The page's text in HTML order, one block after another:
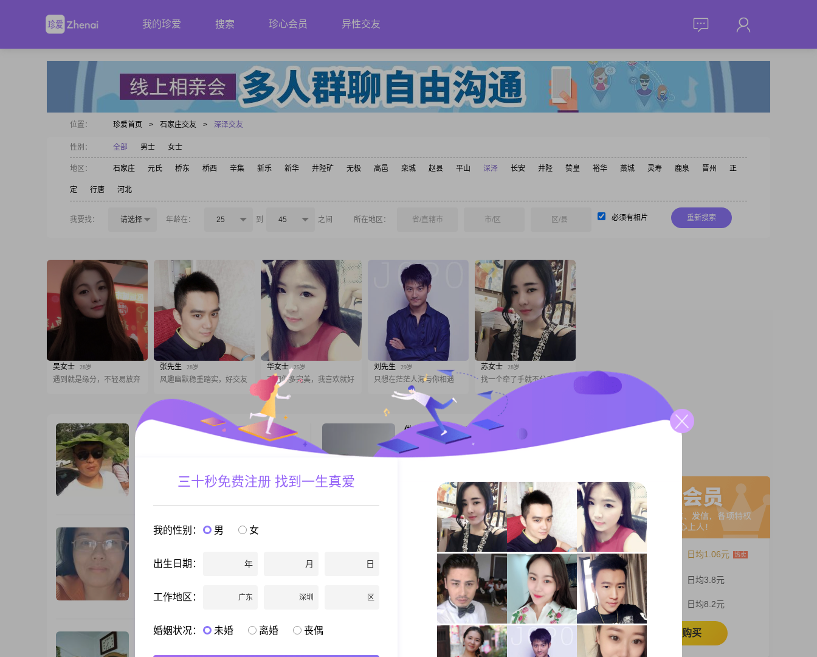
我的珍爱 搜索 珍心会员 异性交友
位置： 珍爱首页 > 石家庄交友 > 深泽交友
性别： 全部 男士 女士
地区： 石家庄 元氏 桥东 桥西 辛集 新乐 新华 井陉矿 无极 高邑 栾城 赵县 平山 深泽 长安 井陉 赞皇 裕华 藁城 灵寿 鹿泉 晋州 正
定 行唐 河北
我要找： 请选择 年龄在： 25 到 45 之间 所在地区： 省/直辖市 市/区 区/县 必须有相片 重新搜索
吴女士 28岁
遇到就是缘分，不轻易放弃
张先生 28岁
风趣幽默稳重踏实，好交友
华女士 25岁
不用你多完美，我喜欢就好
刘先生 29岁
只想在茫茫人海与你相遇
苏女士 28岁
找一个牵了手就不分手的人
悠悠
男, 河北石家庄, 178cm, 未婚, 未填写
8000元之间，学历是中专。我性格真诚可靠，随和
态度。我也是一个耐心包容的人，责任感很强。在
好，也帮助我保持情绪稳定。此外，我还喜欢做菜
做人应入水
82岁
男, 河北石家庄, 172cm, 未婚, 未填写
大家好，我是一位出生于 1970 年的男士##3002##
##3002##我的月收入在 5001 - 8000 元之间
##3002##我觉得自己是个挺不错的人##3002##性格
方面，我稳重可靠，不会轻易让身边的人失望
##3002##我也幽默风趣，外向健谈，能快速和大家
跟TA联系
心随莲儿动
54岁
我73年，属牛，一个性格开朗的女人，身高一米六
生，年岁在76年---68年之间石家庄，衡水，保定的
丧偶单身一人
61岁
男, 河北石家庄, 168cm, 丧偶, 建筑师
大家好，我是一位来自石家庄的男士，出生于1965
年，身高168cm##3002##我的月收入在5001到8000
元之间，目前从事一份稳定的工作##3002##虽然我
的学历是中专，但我一直保持着学习的热情，努力
提升自己##3002##在生活中，我性格耐心包容，总
是愿意倾听他人的想法和感受##3002##我相信活在
跟TA联系
遥远的风
26岁
男, 河北石家庄, 181cm, 未婚, 其他职业
日均1.06元
日均3.8元
日均8.2元
立即购买
三十秒免费注册 找到一生真爱
我的性别： 男 女
出生日期： 年 月 日
工作地区： 广东 深圳 区
婚姻状况： 未婚 离婚 丧偶